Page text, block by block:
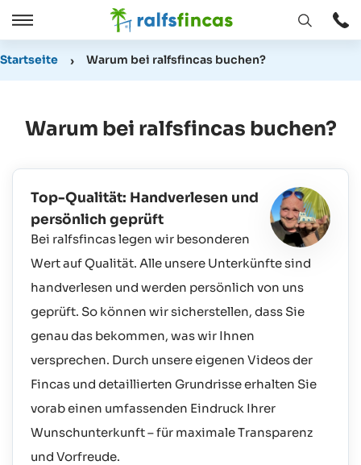
Öffnen
Schließen
Fenster
Startseite Warum bei ralfsfincas buchen?
Warum bei ralfsfincas buchen?
Top-Qualität: Handverlesen und
persönlich geprüft
Bei ralfsfincas legen wir besonderen
Wert auf Qualität. Alle unsere Unterkünfte sind
handverlesen und werden persönlich von uns
geprüft. So können wir sicherstellen, dass Sie
genau das bekommen, was wir Ihnen
versprechen. Durch unsere eigenen Videos der
Fincas und detaillierten Grundrisse erhalten Sie
vorab einen umfassenden Eindruck Ihrer
Wunschunterkunft – für maximale Transparenz
und Vorfreude.